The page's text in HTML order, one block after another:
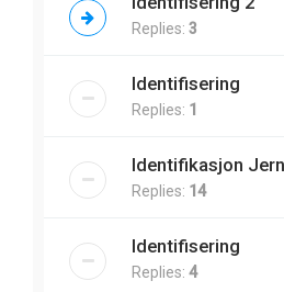
Replies: 3
Identifisering
Replies: 1
Identifikasjon
Replies: 14
Identifisering
Replies: 4